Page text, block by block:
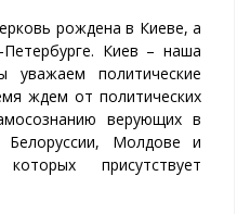
рождена в Киеве, а
Киев – наша
уважаем политические
ждем от политических
верующих в
Молдове и
присутствует